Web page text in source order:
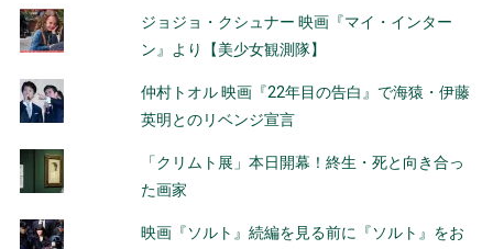
ジョジョ・クシュナー 映画『マイ・インター
ン』より【美少女観測隊】
仲村トオル 映画『22年目の告白』で海猿・伊藤
英明とのリベンジ宣言
「クリムト展」本日開幕！終生・死と向き合っ
た画家
映画『ソルト』続編を見る前に『ソルト』をお